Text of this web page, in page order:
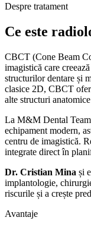
Despre tratament
Ce este
CBCT (Cone Beam
imagistică care
structurilor dentare și
clasice 2D, CBCT
alte structuri
La M&M Dental
echipament modern,
centru de imagistică.
integrate direct în
Dr. Cristian Mina și
implantologie,
riscurile și a crește
Avantaje